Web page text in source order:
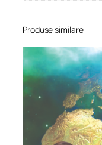
Produse similare